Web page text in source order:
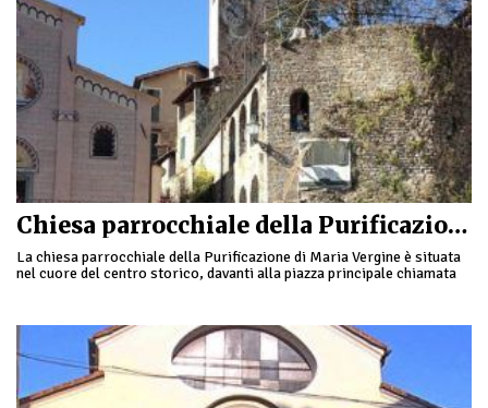
Chiesa parrocchiale della Purificazione di Maria Vergine ad Apricale
La chiesa parrocchiale della Purificazione di Maria Vergine è situata
nel cuore del centro storico, davanti alla piazza principale chiamata